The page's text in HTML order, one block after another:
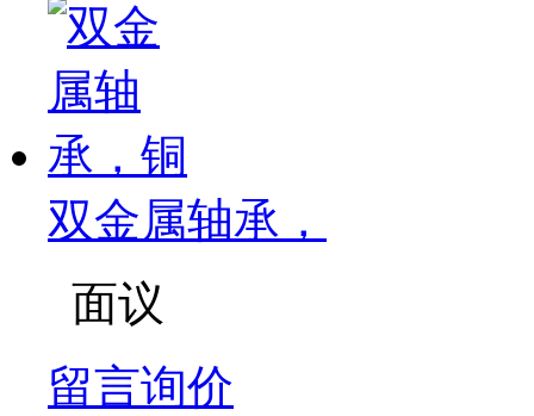
双金属轴承，
面议
留言询价